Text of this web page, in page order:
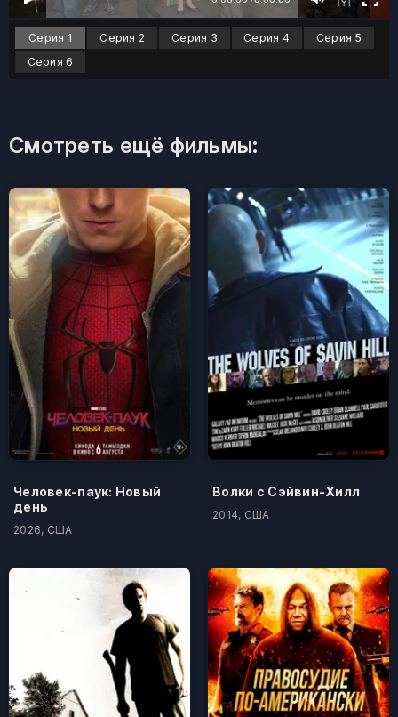
Серия 1 Серия 2 Серия 3 Серия 4
Серия 5
Серия 6
Смотреть ещё фильмы:
Человек-паук: Новый
день
2026, США
Волки с Сэйвин-Хилл
2014, США